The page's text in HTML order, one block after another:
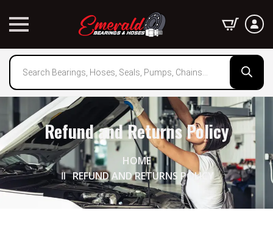
Products
search
Refund and Returns Policy
HOME
REFUND AND RETURNS POLICY